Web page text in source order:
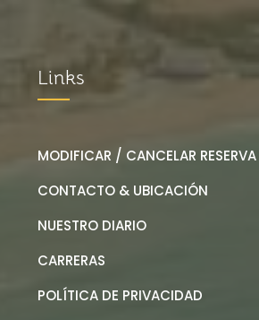
Links
MODIFICAR / CANCELAR RESERVA
CONTACTO & UBICACIÓN
NUESTRO DIARIO
CARRERAS
POLÍTICA DE PRIVACIDAD